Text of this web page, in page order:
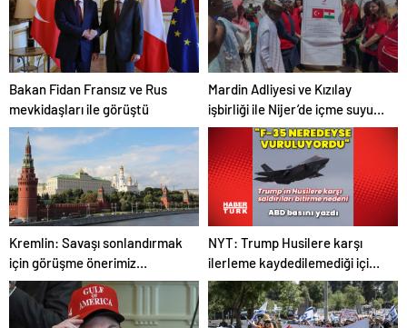
Bakan Fidan Fransız ve Rus
mevkidaşları ile görüştü
Mardin Adliyesi ve Kızılay
işbirliği ile Nijer’de içme suyu
tesisi açıldı
Kremlin: Savaşı sonlandırmak
için görüşme önerimiz
dünyadan karşılık gördü
NYT: Trump Husilere karşı
ilerleme kaydedilemediği için
savaşı durdurdu